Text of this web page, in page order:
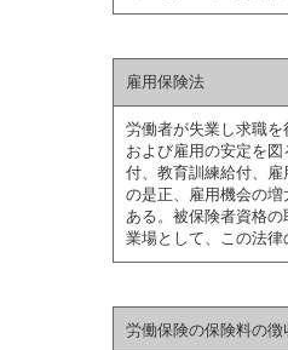
雇用保険法
労働者が失業し求職
および雇用の安定を
付、教育訓練給付、
の是正、雇用機会の
ある。被保険者資格
業場として、この法
労働保険の保険料の